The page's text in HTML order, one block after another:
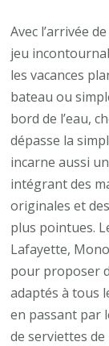
Avec l’arrivée
jeu
les vacances
bateau ou
bord de l’eau,
dépasse la
incarne aussi
intégrant des
originales et
plus pointues.
Lafayette,
pour proposer
adaptés à tous
en passant par
de serviettes